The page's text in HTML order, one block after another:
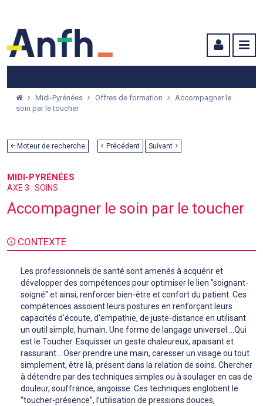
Midi-Pyrénées Offres de formation
Accompagner le
soin par le toucher
Moteur de recherche Précédent Suivant
MIDI-PYRÉNÉES
AXE 3 : SOINS
Accompagner le soin par le toucher
CONTEXTE
Les professionnels de santé sont amenés à acquérir et
développer des compétences pour optimiser le lien "soignant-
soigné" et ainsi, renforcer bien-être et confort du patient. Ces
compétences assoient leurs postures en renforçant leurs
capacités d'écoute, d'empathie, de juste-distance en utilisant
un outil simple, humain. Une forme de langage universel....Qui
est le Toucher. Esquisser un geste chaleureux, apaisant et
rassurant… Oser prendre une main, caresser un visage ou tout
simplement, être là, présent dans la relation de soins. Chercher
à détendre par des techniques simples ou à soulager en cas de
douleur, souffrance, angoisse. Ces techniques englobent le
“toucher-présence”, l’utilisation de pressions douces,